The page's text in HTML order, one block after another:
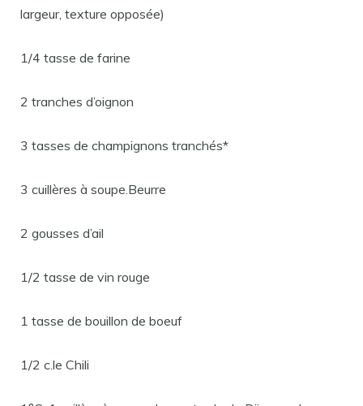
largeur, texture opposée)
1/4 tasse de farine
2 tranches d’oignon
3 tasses de champignons tranchés*
3 cuillères à soupe.Beurre
2 gousses d’ail
1/2 tasse de vin rouge
1 tasse de bouillon de boeuf
1/2 c.le Chili